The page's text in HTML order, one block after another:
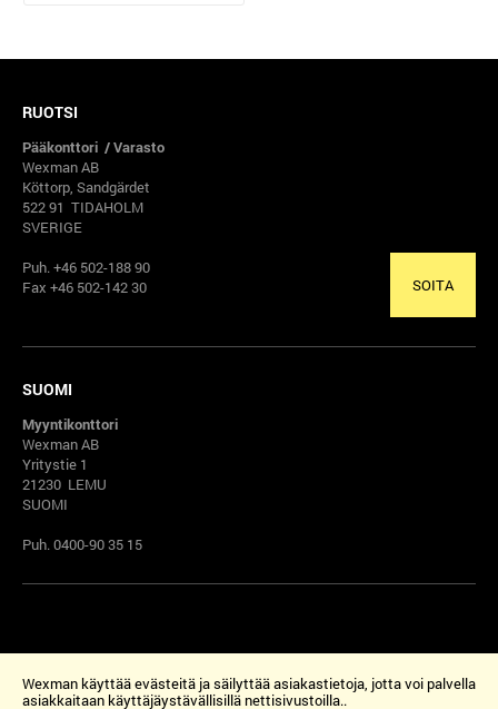
RUOTSI
Pääkonttori / Varasto
Wexman AB
Köttorp, Sandgärdet
522 91 TIDAHOLM
SVERIGE
Puh. +46 502-188 90
Fax +46 502-142 30
SOITA
SUOMI
Myyntikonttori
Wexman AB
Yritystie 1
21230 LEMU
SUOMI
Puh. 0400-90 35 15
Wexman käyttää evästeitä ja säilyttää asiakastietoja, jotta voi palvella
asiakkaitaan käyttäjäystävällisillä nettisivustoilla..